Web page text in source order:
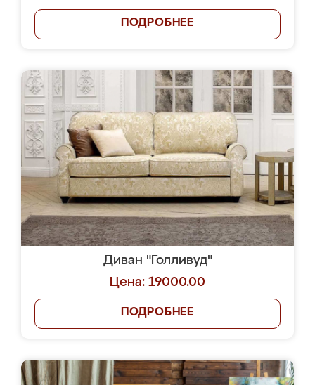
ПОДРОБНЕЕ
Диван "Голливуд"
Цена: 19000.00
ПОДРОБНЕЕ